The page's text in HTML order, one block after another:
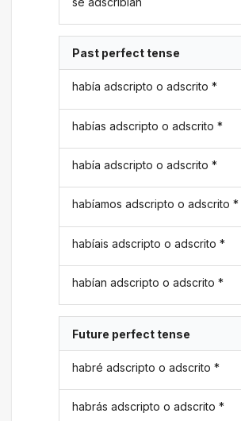
Past perfect tense
había adscripto o adscrito *
habías adscripto o adscrito *
había adscripto o adscrito *
habíamos adscripto o adscrito *
habíais adscripto o adscrito *
habían adscripto o adscrito *
Future perfect tense
habré adscripto o adscrito *
habrás adscripto o adscrito *